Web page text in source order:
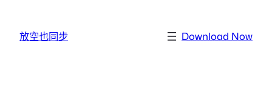
放空也同步 Download Now